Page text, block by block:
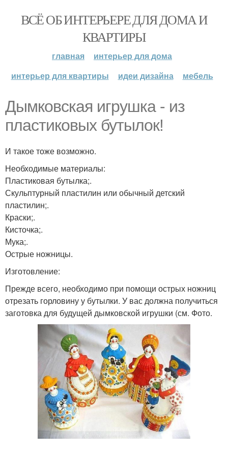
ВСЁ ОБ ИНТЕРЬЕРЕ ДЛЯ ДОМА И
КВАРТИРЫ
главная
интерьер для дома
интерьер для квартиры
идеи дизайна мебель
Дымковская игрушка - из
пластиковых бутылок!
И такое тоже возможно.
Необходимые материалы:
Пластиковая бутылка;.
Скульптурный пластилин или обычный детский
пластилин;.
Краски;.
Кисточка;.
Мука;.
Острые ножницы.
Изготовление:
Прежде всего, необходимо при помощи острых ножниц
отрезать горловину у бутылки. У вас должна получиться
заготовка для будущей дымковской игрушки (см. Фото.